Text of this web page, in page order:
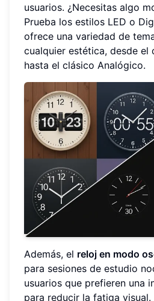
usuarios. ¿Necesitas algo
Prueba los estilos LED o
ofrece una variedad de
cualquier estética, desde el
hasta el clásico Analógico.
Además, el reloj en modo
para sesiones de estudio
usuarios que prefieren una
para reducir la fatiga